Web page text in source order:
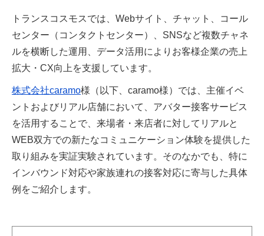
トランスコスモスでは、Webサイト、チャット、コール
センター（コンタクトセンター）、SNSなど複数チャネ
ルを横断した運用、データ活用によりお客様企業の売上
拡大・CX向上を支援しています。
株式会社caramo様（以下、caramo様）では、主催イベ
ントおよびリアル店舗において、アバター接客サービス
を活用することで、来場者・来店者に対してリアルと
WEB双方での新たなコミュニケーション体験を提供した
取り組みを実証実験されています。そのなかでも、特に
インバウンド対応や家族連れの接客対応に寄与した具体
例をご紹介します。